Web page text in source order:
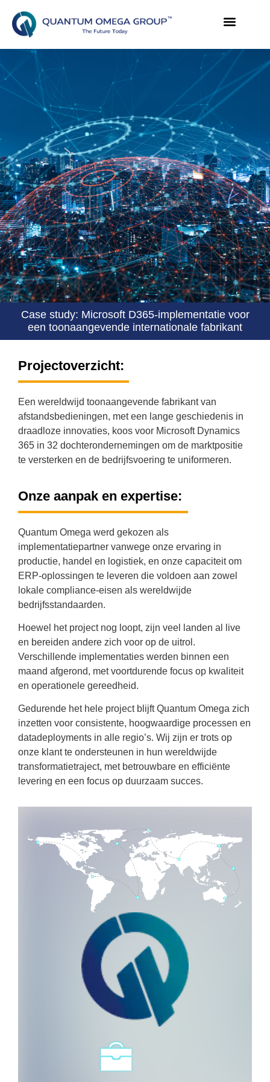
Case study: Microsoft D365-implementatie voor
een toonaangevende internationale fabrikant
Projectoverzicht:
Een wereldwijd toonaangevende fabrikant van
afstandsbedieningen, met een lange geschiedenis in
draadloze innovaties, koos voor Microsoft Dynamics
365 in 32 dochterondernemingen om de marktpositie
te versterken en de bedrijfsvoering te uniformeren.
Onze aanpak en expertise:
Quantum Omega werd gekozen als
implementatiepartner vanwege onze ervaring in
productie, handel en logistiek, en onze capaciteit om
ERP-oplossingen te leveren die voldoen aan zowel
lokale compliance-eisen als wereldwijde
bedrijfsstandaarden.
Hoewel het project nog loopt, zijn veel landen al live
en bereiden andere zich voor op de uitrol.
Verschillende implementaties werden binnen een
maand afgerond, met voortdurende focus op kwaliteit
en operationele gereedheid.
Gedurende het hele project blijft Quantum Omega zich
inzetten voor consistente, hoogwaardige processen en
datadeployments in alle regio’s. Wij zijn er trots op
onze klant te ondersteunen in hun wereldwijde
transformatietraject, met betrouwbare en efficiënte
levering en een focus op duurzaam succes.